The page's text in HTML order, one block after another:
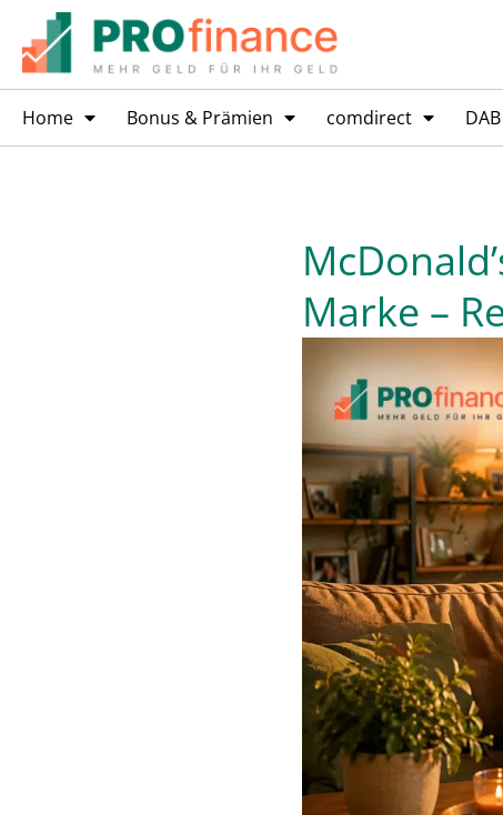
Home Bonus & Prämien comdirect DAB
Marke –